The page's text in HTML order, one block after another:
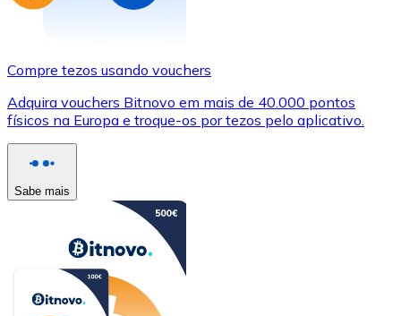
Compre tezos usando vouchers
Adquira vouchers Bitnovo em mais de 40.000 pontos
físicos na Europa e troque-os por tezos pelo aplicativo.
Sabe mais